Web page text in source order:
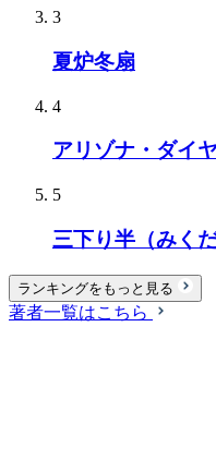
3
夏炉冬扇
4
アリゾナ・ダイ
5
三下り半（みく
ランキングをもっと見る
著者一覧はこちら